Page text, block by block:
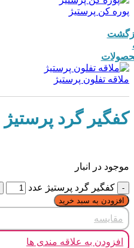
پوره کن پرستیژ
ملاقه تفلون پرستیژ
کفگیر گرد پرستیژ
موجود در انبار
کفگیر گرد پرستیژ عدد
افزودن به سبد خرید
مقایسه
افزودن به علاقه مندی ها